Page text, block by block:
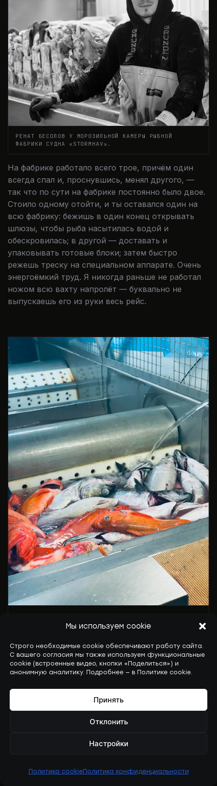
Мы используем cookie
Строго необходимые cookie обеспечивают работу сайта.
С вашего согласия мы также используем функциональные
cookie (встроенные видео, кнопки «Поделиться») и
анонимную аналитику. Подробнее — в Политике cookie.
Принять
Отклонить
Настройки
Политика cookieПолитика конфиденциальности
РЕНАТ БЕСОЛОВ У МОРОЗИЛЬНОЙ КАМЕРЫ РЫБНОЙ
ФАБРИКИ СУДНА «STORMHAV».
На фабрике работало всего трое, причём один
всегда спал и, проснувшись, менял другого, —
так что по сути на фабрике постоянно было двое.
Стоило одному отойти, и ты оставался один на
всю фабрику: бежишь в один конец открывать
шлюзы, чтобы рыба насытилась водой и
обескровилась; в другой — доставать и
упаковывать готовые блоки; затем быстро
режешь треску на специальном аппарате. Очень
энергоёмкий труд. Я никогда раньше не работал
ножом всю вахту напролёт — буквально не
выпускаешь его из руки весь рейс.
Перед обработкой я всегда сначала вымачивал
рыбу в проточной воде, чтобы её обескровить.
Только полежав нужное время, рыба
разделка и заморозка. Это была одна из моих
обязанностей наравне с печатью этикеток,
подготовкой морозильного оборудования,